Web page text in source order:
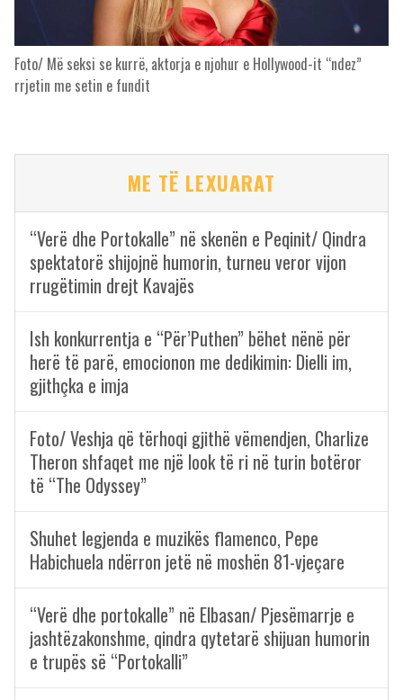
Foto/ Më seksi se kurrë, aktorja e njohur e Hollywood-it “ndez”
rrjetin me setin e fundit
ME TË LEXUARAT
“Verë dhe Portokalle” në skenën e Peqinit/ Qindra
spektatorë shijojnë humorin, turneu veror vijon
rrugëtimin drejt Kavajës
Ish konkurrentja e “Për’Puthen” bëhet nënë për
herë të parë, emocionon me dedikimin: Dielli im,
gjithçka e imja
Foto/ Veshja që tërhoqi gjithë vëmendjen, Charlize
Theron shfaqet me një look të ri në turin botëror
të “The Odyssey”
Shuhet legjenda e muzikës flamenco, Pepe
Habichuela ndërron jetë në moshën 81-vjeçare
“Verë dhe portokalle” në Elbasan/ Pjesëmarrje e
jashtëzakonshme, qindra qytetarë shijuan humorin
e trupës së “Portokalli”